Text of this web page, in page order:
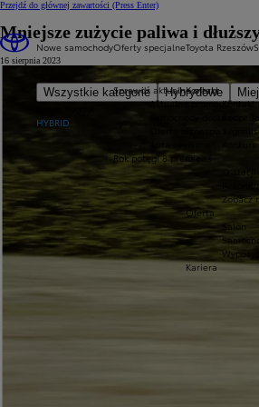
Przejdź do głównej zawartości (Press Enter)
Nowe samochody
Wszystkie kategorie Hybrydowe
HYBRID
Oferty specjalne
Sprawdź aktualne oferty
Aktualne promocje
Samochody dostawcze
Rok potęgi 8 premier
Toyota Rzeszów
Kontakt
Kontakt
O nas
O
Zobacz
Oferta
Salon
Kariera
Mniejsze zużycie paliwa i
16 sierpnia 2023